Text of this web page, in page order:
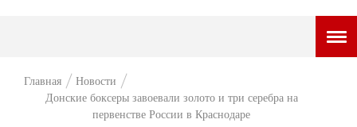
НОВОСТИ
Главная
Новости
Донские боксеры завоевали золото и три серебра на
первенстве России в Краснодаре